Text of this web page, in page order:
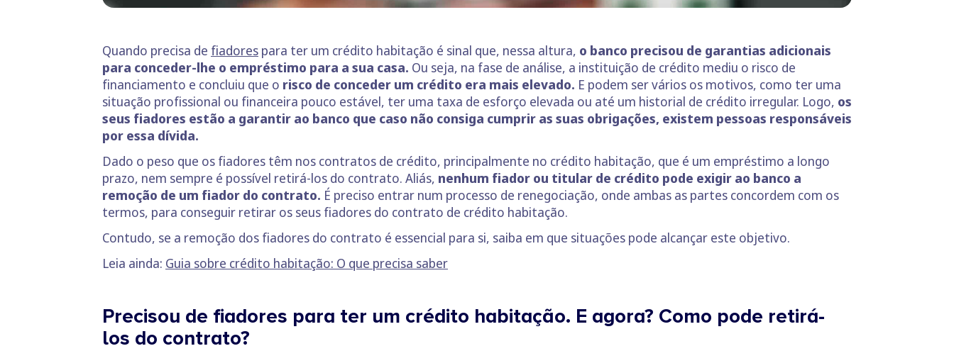
Quando precisa de fiadores para ter um crédito habitação é sinal que, nessa altura, o banco precisou de garantias adicionais
para conceder-lhe o empréstimo para a sua casa. Ou seja, na fase de análise, a instituição de crédito mediu o risco de
financiamento e concluiu que o risco de conceder um crédito era mais elevado. E podem ser vários os motivos, como ter uma
situação profissional ou financeira pouco estável, ter uma taxa de esforço elevada ou até um historial de crédito irregular. Logo, os
seus fiadores estão a garantir ao banco que caso não consiga cumprir as suas obrigações, existem pessoas responsáveis
por essa dívida.
Dado o peso que os fiadores têm nos contratos de crédito, principalmente no crédito habitação, que é um empréstimo a longo
prazo, nem sempre é possível retirá-los do contrato. Aliás, nenhum fiador ou titular de crédito pode exigir ao banco a
remoção de um fiador do contrato. É preciso entrar num processo de renegociação, onde ambas as partes concordem com os
termos, para conseguir retirar os seus fiadores do contrato de crédito habitação.
Contudo, se a remoção dos fiadores do contrato é essencial para si, saiba em que situações pode alcançar este objetivo.
Leia ainda: Guia sobre crédito habitação: O que precisa saber
Precisou de fiadores para ter um crédito habitação. E agora? Como pode retirá-
los do contrato?